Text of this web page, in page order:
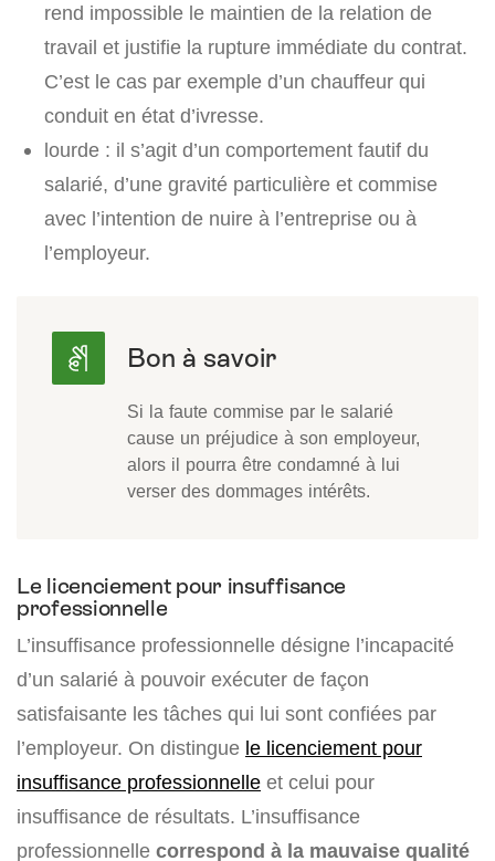
rend impossible le maintien de la relation de
travail et justifie la rupture immédiate du contrat.
C’est le cas par exemple d’un chauffeur qui
conduit en état d’ivresse.
lourde : il s’agit d’un comportement fautif du
salarié, d’une gravité particulière et commise
avec l’intention de nuire à l’entreprise ou à
l’employeur.
Si la faute commise par le salarié
cause un préjudice à son employeur,
alors il pourra être condamné à lui
verser des dommages intérêts.
Le licenciement pour insuffisance
professionnelle
L’insuffisance professionnelle désigne l’incapacité
d’un salarié à pouvoir exécuter de façon
satisfaisante les tâches qui lui sont confiées par
l’employeur. On distingue le licenciement pour
insuffisance professionnelle et celui pour
insuffisance de résultats. L’insuffisance
professionnelle correspond à la mauvaise qualité